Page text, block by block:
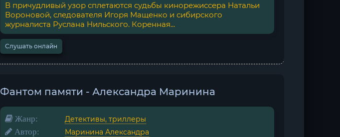
В причудливый узор сплетаются судьбы кинорежиссера Натальи
Вороновой, следователя Игоря Мащенко и сибирского
журналиста Руслана Нильского. Коренная...
Слушать онлайн
Фантом памяти - Александра Маринина
Жанр: Детективы, триллеры
Автор: Маринина Александра